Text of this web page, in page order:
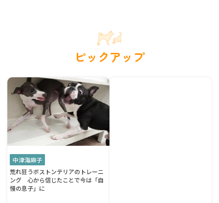
ピックアップ
中津海麻子
荒れ狂うボストンテリアのトレーニ
ング 心から信じたことで今は「自
慢の息子」に